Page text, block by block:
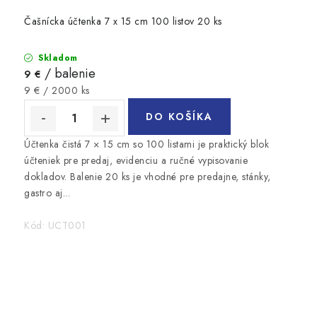
Čašnícka účtenka 7 x 15 cm 100 listov 20 ks
Skladom
9 € / balenie
Jednotková
cena:
9 € / 2000 ks
DO KOŠÍKA
Účtenka čistá 7 × 15 cm so 100 listami je praktický blok
účteniek pre predaj, evidenciu a ručné vypisovanie
dokladov. Balenie 20 ks je vhodné pre predajne, stánky,
gastro aj...
Kód: UCT001